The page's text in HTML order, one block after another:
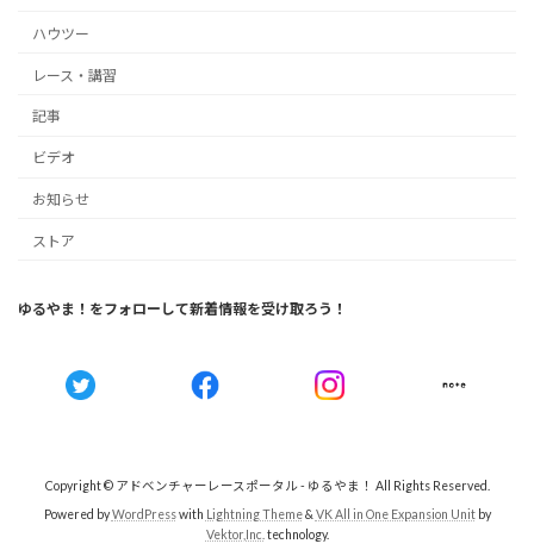
ハウツー
レース・講習
記事
ビデオ
お知らせ
ストア
ゆるやま！をフォローして新着情報を受け取ろう！
Copyright © アドベンチャーレースポータル - ゆるやま！ All Rights Reserved.
Powered byWordPresswith Lightning Theme& VK All in One Expansion Unitby
Vektor,Inc. technology.